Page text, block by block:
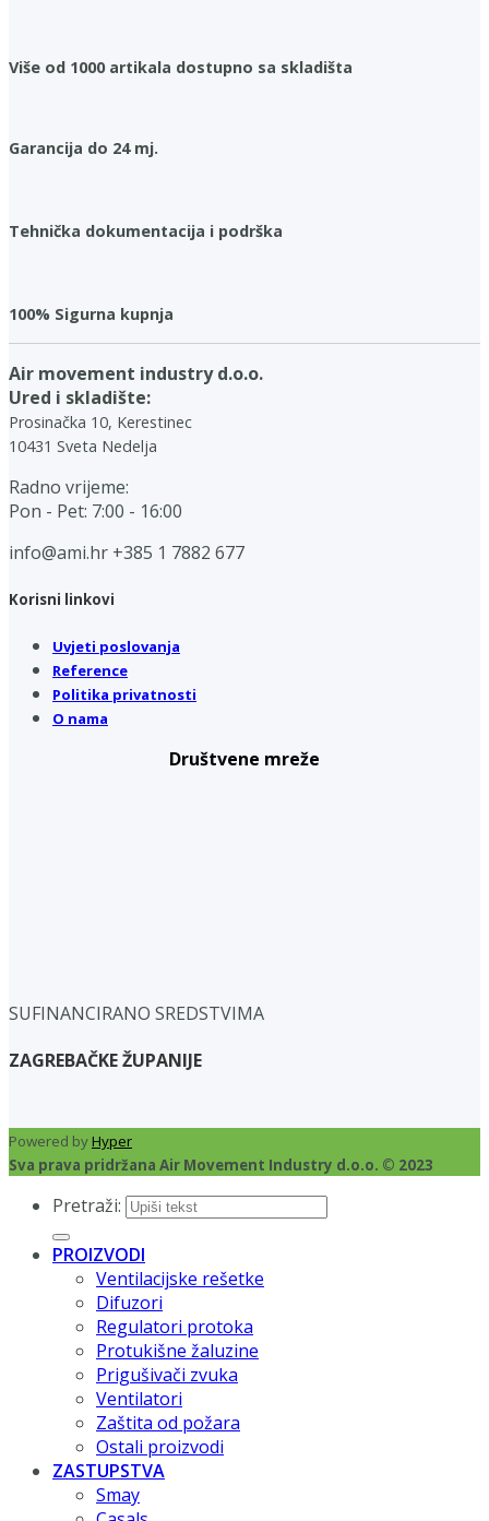
Više od 1000 artikala dostupno sa skladišta
Garancija do 24 mj.
Tehnička dokumentacija i podrška
100% Sigurna kupnja
Air movement industry d.o.o.
Ured i skladište:
Prosinačka 10, Kerestinec
10431 Sveta Nedelja
Radno vrijeme:
Pon - Pet: 7:00 - 16:00
info@ami.hr +385 1 7882 677
Korisni linkovi
Uvjeti poslovanja
Reference
Politika privatnosti
O nama
Društvene mreže
SUFINANCIRANO SREDSTVIMA
ZAGREBAČKE ŽUPANIJE
Powered byHyper
Sva prava pridržana Air Movement Industry d.o.o. © 2023
Pretraži:
PROIZVODI
Ventilacijske rešetke
Difuzori
Regulatori protoka
Protukišne žaluzine
Prigušivači zvuka
Ventilatori
Zaštita od požara
Ostali proizvodi
ZASTUPSTVA
Smay